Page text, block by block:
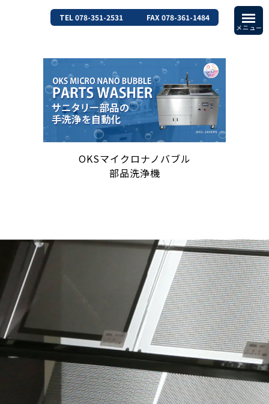
TEL 078-351-2531 FAX 078-361-1484
OKSマイクロナノバブル
部品洗浄機